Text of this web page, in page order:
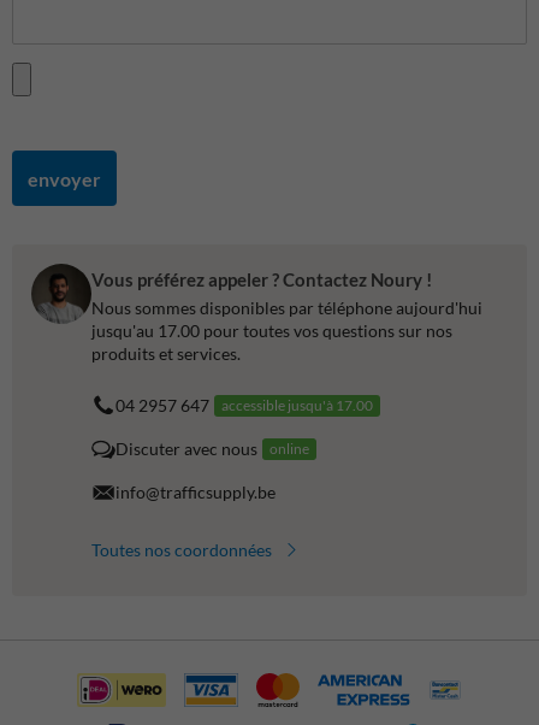
envoyer
Vous préférez appeler ? Contactez Noury !
Nous sommes disponibles par téléphone aujourd'hui
jusqu'au 17.00 pour toutes vos questions sur nos
produits et services.
04 2957 647 accessible jusqu'à 17.00
Discuter avec nous online
info@trafficsupply.be
Toutes nos coordonnées